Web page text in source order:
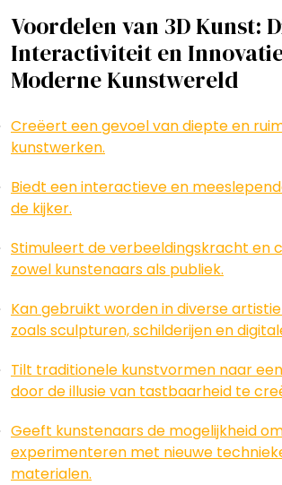
Voordelen van 3D Kunst:
Interactiviteit en
Moderne Kunstwereld
Creëert een gevoel van diepte en
kunstwerken.
Biedt een interactieve en
de kijker.
Stimuleert de verbeeldingskracht en
zowel kunstenaars als publiek.
Kan gebruikt worden in diverse
zoals sculpturen, schilderijen en
Tilt traditionele kunstvormen naar
door de illusie van tastbaarheid te
Geeft kunstenaars de mogelijkheid
experimenteren met nieuwe
materialen.